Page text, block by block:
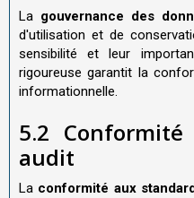
La gouvernance des
d'utilisation et de
sensibilité et leur
rigoureuse garantit la
informationnelle.
5.2
audit
La conformité aux